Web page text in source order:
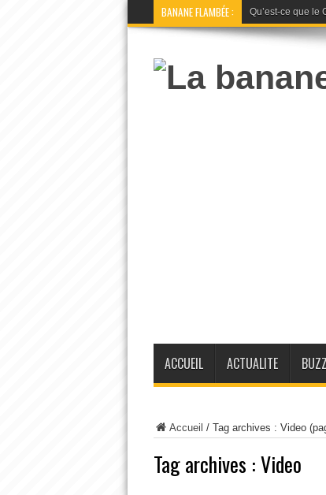
BANANE FLAMBÉE : Qu’est-ce que le
ACCUEIL ACTUALITE
Accueil / Tag archives : Video
Tag archives :Video